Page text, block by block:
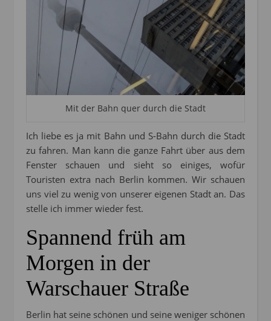
Mit der Bahn quer durch die Stadt
Ich liebe es ja mit Bahn und S-Bahn durch die Stadt
zu fahren. Man kann die ganze Fahrt über aus dem
Fenster schauen und sieht so einiges, wofür
Touristen extra nach Berlin kommen. Wir schauen
uns viel zu wenig von unserer eigenen Stadt an. Das
stelle ich immer wieder fest.
Spannend früh am
Morgen in der
Warschauer Straße
Berlin hat seine schönen und seine weniger schönen